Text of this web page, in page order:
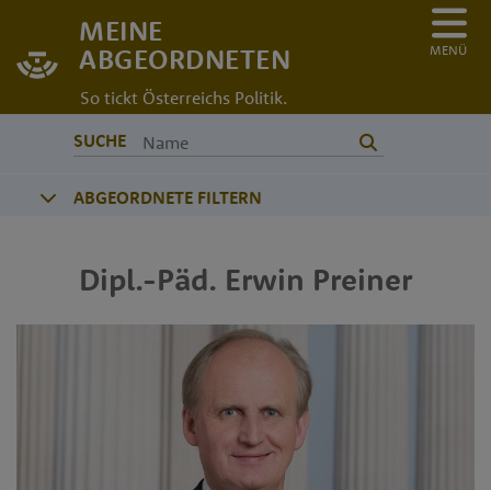
MEINE
ABGEORDNETEN
So tickt Österreichs Politik.
MENÜ
SUCHE
ABGEORDNETE FILTERN
Dipl.-Päd. Erwin Preiner